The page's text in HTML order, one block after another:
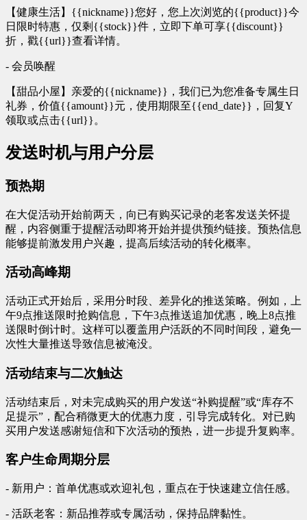
【健康生活】{{nickname}}您好，您上次浏览的{{product}}今
日限时特惠，仅剩{{stock}}件，立即下单可享{{discount}}
折，戳{{url}}查看详情。
- 会员唤醒
【甜品小屋】亲爱的{{nickname}}，我们已为您准备专属生日
礼券，价值{{amount}}元，使用期限至{{end_date}}，回复Y
领取或点击{{url}}。
发送时机与用户分层
预热期
在大促活动开始前两天，向已有购买记录的老客发送关怀提
醒，内容侧重于提醒活动即将开始并提供预约链接。预热信息
能够提前激发用户兴趣，提高后续活动的转化概率。
活动高峰期
活动正式开始后，采用分时段、差异化的推送策略。例如，上
午9点推送限时抢购信息，下午3点推送追加优惠，晚上8点推
送限时倒计时。这样可以覆盖用户活跃的不同时间段，避免一
次性大量推送导致信息被淹没。
活动结束与二次触达
活动结束后，对未完成购买的用户发送“补购提醒”或“库存不
足提示”，配合稍微更大的优惠力度，引导完成转化。对已购
买用户发送感谢短信和下次活动的预热，进一步提升复购率。
客户生命周期分层
- 新用户：首单优惠或欢迎礼包，重点在于快速建立信任感。
- 活跃老客：新品推荐或专属活动，保持品牌黏性。